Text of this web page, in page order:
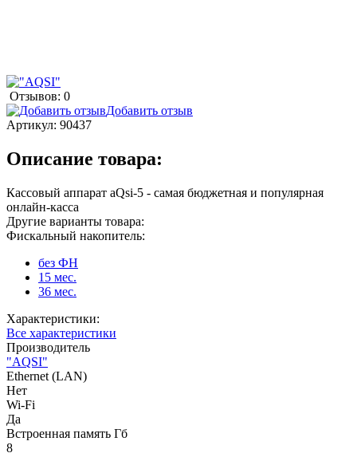
Отзывов: 0
Добавить отзыв
Артикул: 90437
Описание товара:
Кассовый аппарат aQsi-5 - самая бюджетная и популярная
онлайн-касса
Другие варианты товара:
Фискальный накопитель:
без ФН
15 мес.
36 мес.
Характеристики:
Все характеристики
Производитель
"AQSI"
Ethernet (LAN)
Нет
Wi-Fi
Да
Встроенная память Гб
8